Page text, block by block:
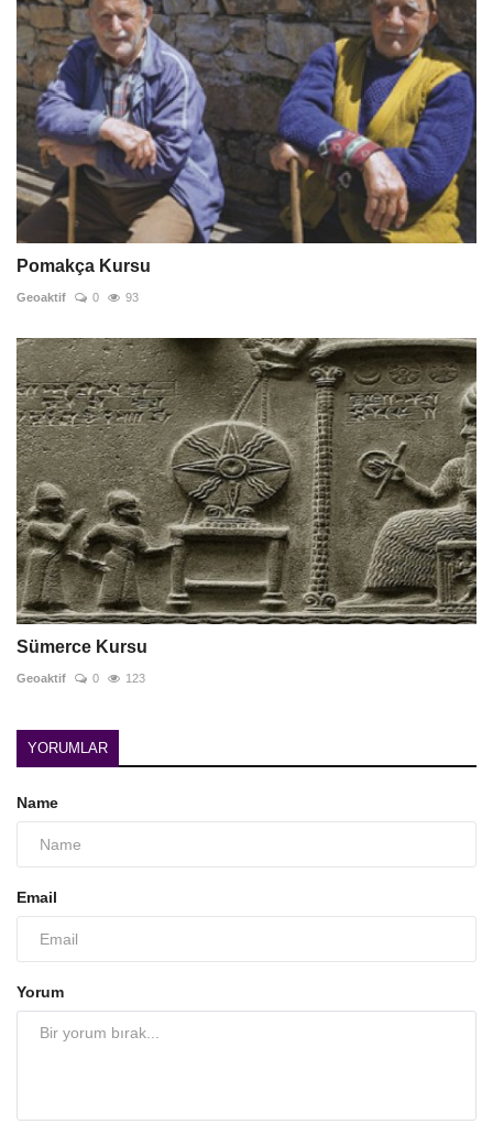
Pomakça Kursu
Geoaktif 0 93
Sümerce Kursu
Geoaktif 0 123
YORUMLAR
Name
Email
Yorum